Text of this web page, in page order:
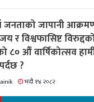
जनताको जापानी
र विश्वफासिष्ट
८० औं वार्षिकोत्सव
?
भदौ १४ २०८२